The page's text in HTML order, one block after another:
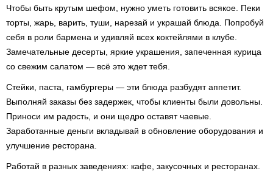
Чтобы быть крутым шефом, нужно уметь готовить всякое. Пеки
торты, жарь, варить, туши, нарезай и украшай блюда. Попробуй
себя в роли бармена и удивляй всех коктейлями в клубе.
Замечательные десерты, яркие украшения, запеченная курица
со свежим салатом — всё это ждет тебя.
Стейки, паста, гамбургеры — эти блюда разбудят аппетит.
Выполняй заказы без задержек, чтобы клиенты были довольны.
Приноси им радость, и они щедро оставят чаевые.
Заработанные деньги вкладывай в обновление оборудования и
улучшение ресторана.
Работай в разных заведениях: кафе, закусочных и ресторанах.